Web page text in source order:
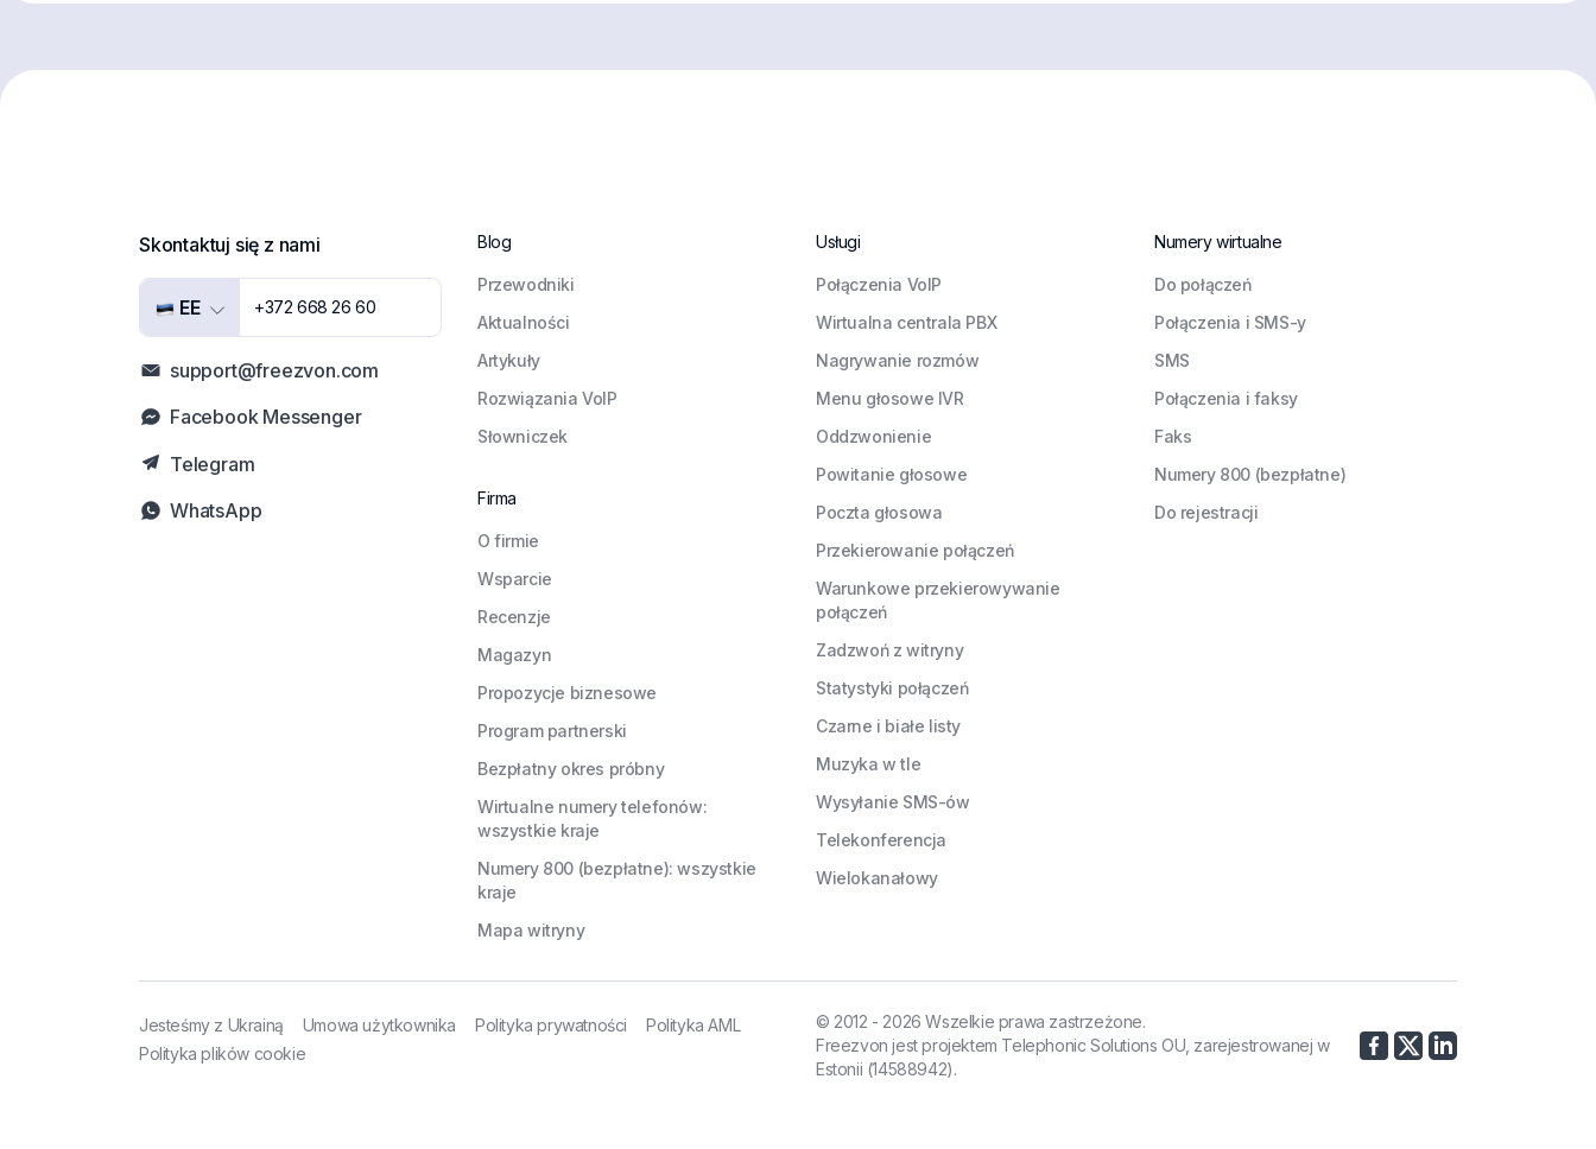
Skontaktuj się z nami
EE +372 668 26 60
support@freezvon.com
Facebook Messenger
Telegram
WhatsApp
Blog
Przewodniki
Aktualności
Artykuły
Rozwiązania VoIP
Słowniczek
Firma
O firmie
Wsparcie
Recenzje
Magazyn
Propozycje biznesowe
Program partnerski
Bezpłatny okres próbny
Wirtualne numery telefonów:
wszystkie kraje
Numery 800 (bezpłatne): wszystkie
kraje
Mapa witryny
Usługi
Połączenia VoIP
Wirtualna centrala PBX
Nagrywanie rozmów
Menu głosowe IVR
Oddzwonienie
Powitanie głosowe
Poczta głosowa
Przekierowanie połączeń
Warunkowe przekierowywanie
połączeń
Zadzwoń z witryny
Statystyki połączeń
Czarne i białe listy
Muzyka w tle
Wysyłanie SMS-ów
Telekonferencja
Wielokanałowy
Numery wirtualne
Do połączeń
Połączenia i SMS-y
SMS
Połączenia i faksy
Faks
Numery 800 (bezpłatne)
Do rejestracji
Jesteśmy z Ukrainą Umowa użytkownika Polityka prywatności
Polityka AML
Polityka plików cookie
© 2012 - 2026 Wszelkie prawa zastrzeżone.
Freezvon jest projektem Telephonic Solutions OU, zarejestrowanej w
Estonii (14588942).